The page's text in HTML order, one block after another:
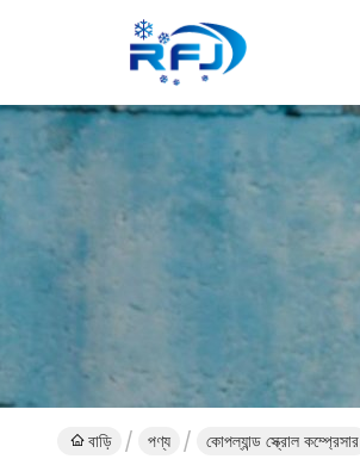
বাড়ি পণ্য কোপল্যান্ড স্ক্রোল কম্প্রেসার